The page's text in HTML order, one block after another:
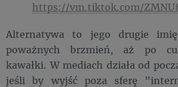
https://vm.tiktok.com/
Alternatywa to jego drugie
poważnych brzmień, aż po
kawałki. W mediach działa od
jeśli by wyjść poza sferę